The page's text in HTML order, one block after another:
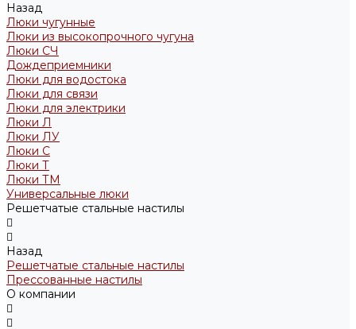
Назад
Люки чугунные
Люки из высокопрочного чугуна
Люки СЧ
Дождеприемники
Люки для водостока
Люки для связи
Люки для электрики
Люки Л
Люки ЛУ
Люки С
Люки Т
Люки ТМ
Универсальные люки
Решетчатые стальные настилы
Назад
Решетчатые стальные настилы
Прессованные настилы
О компании